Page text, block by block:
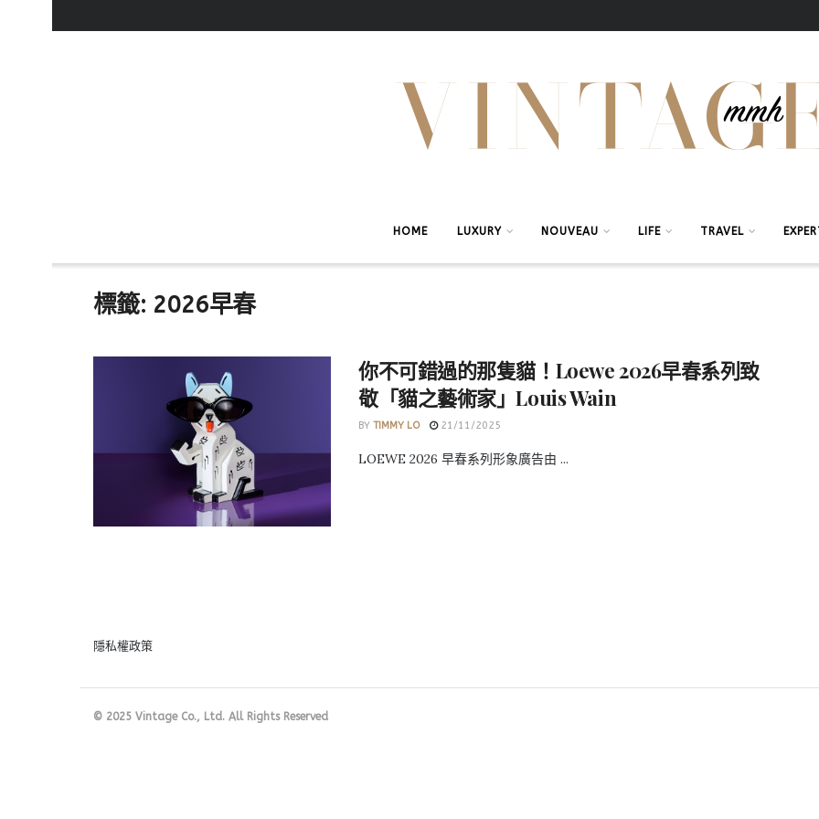
HOME LUXURY NOUVEAU LIFE TRAVEL
標籤: 2026早春
你不可錯過的那隻貓！Loewe 2026早春系列致
敬「貓之藝術家」Louis Wain
BY TIMMY LO 21/11/2025
LOEWE 2026 早春系列形象廣告由 ...
隱私權政策
© 2025 Vintage Co., Ltd. All Rights Reserved